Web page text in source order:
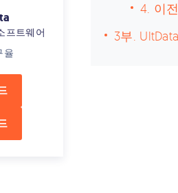
프트웨어
율
4. 이
3부.